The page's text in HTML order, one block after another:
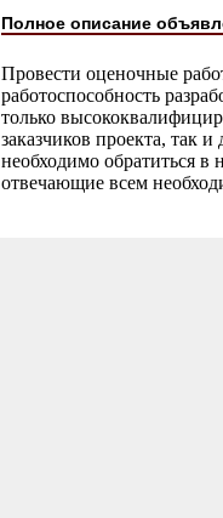
Полное описание
Провести оценочные
работоспособность
только
заказчиков проекта, так
необходимо обратиться
отвечающие всем